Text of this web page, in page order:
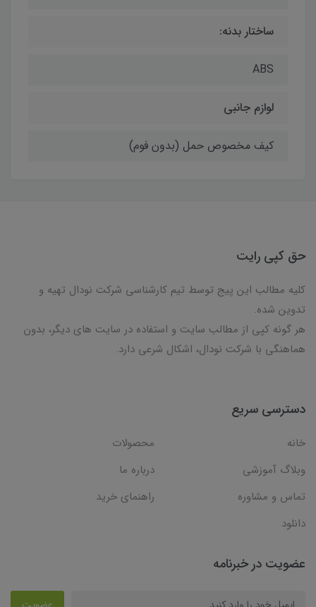
ساختار بدنه:
ABS
لوازم جانبی
کیف مخصوص حمل (بدون فوم)
حق کپی رایت
کلیه مطالب این پیج توسط تیم کارشناسی شرکت نودال تهیه و
تدوین شده.
هر گونه کپی از مطالب سایت و استفاده در سایت های دیگر، بدون
هماهنگی با شرکت نودال، اشکال شرعی دارد.
دسترسی سریع
خانه
محصولات
وبلاگ آموزشی
درباره ما
تماس و مشاوره
راهنمای خرید
دانلود
عضویت در خبرنامه